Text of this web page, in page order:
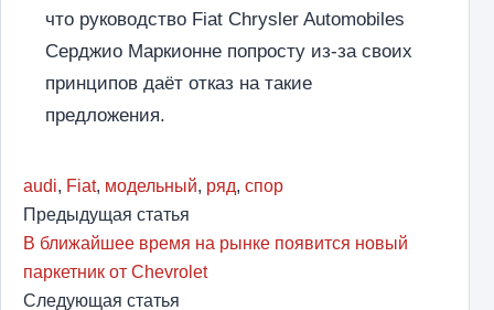
что руководство Fiat Chrysler Automobiles
Серджио Маркионне попросту из-за своих
принципов даёт отказ на такие
предложения.
audi, Fiat, модельный, ряд, спор
Предыдущая статья
В ближайшее время на рынке появится новый
паркетник от Chevrolet
Следующая статья